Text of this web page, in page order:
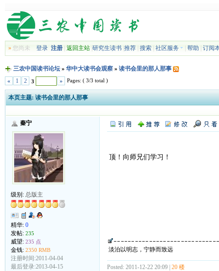
»您尚未 登录 注册| 返回主站| 研究生读书| 推荐| 搜索| 社区服务 帮助 订阅
三农中国读书论坛» 华中大读书会观察» 读书会里的那人那事
«
1 2 3 » Pages: ( 3/3 total )
本页主题: 读书会里的那人那事
秦宁
级别: 总版主
精华: 0
发帖: 235
威望: 235 点
金钱: 2350 RMB
注册时间:2011-04-04
最后登录:2013-04-15
顶！向师兄们学习！
淡泊以明志，宁静而致远
Posted: 2011-12-22 20:09 | 20 楼